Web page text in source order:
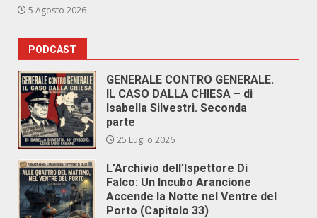
5 Agosto 2026
PODCAST
GENERALE CONTRO GENERALE.
IL CASO DALLA CHIESA – di
Isabella Silvestri. Seconda
parte
25 Luglio 2026
L’Archivio dell’Ispettore Di
Falco: Un Incubo Arancione
Accende la Notte nel Ventre del
Porto (Capitolo 33)